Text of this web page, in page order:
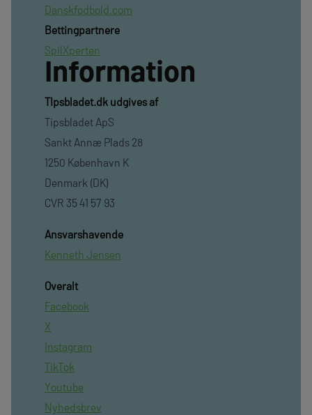
Danskfodbold.com
Bettingpartnere
SpilXperten
Information
TIpsbladet.dk udgives af
Tipsbladet ApS
Sankt Annæ Plads 28
1250 København K
Denmark (DK)
CVR 35 41 57 93
Ansvarshavende
Kenneth Jensen
Overalt
Facebook
X
Instagram
TikTok
Youtube
Nyhedsbrev